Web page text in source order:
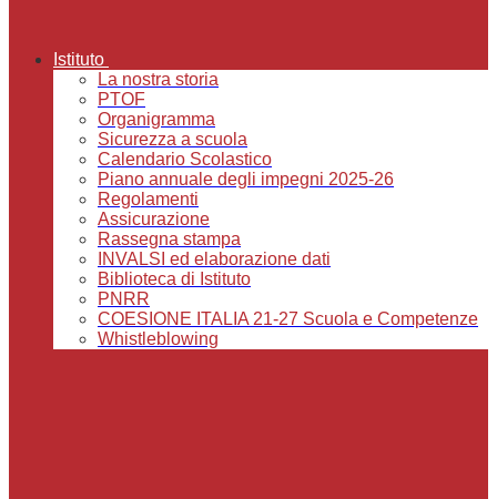
Istituto
La nostra storia
PTOF
Organigramma
Sicurezza a scuola
Calendario Scolastico
Piano annuale degli impegni 2025-26
Regolamenti
Assicurazione
Rassegna stampa
INVALSI ed elaborazione dati
Biblioteca di Istituto
PNRR
COESIONE ITALIA 21-27 Scuola e Competenze
Whistleblowing